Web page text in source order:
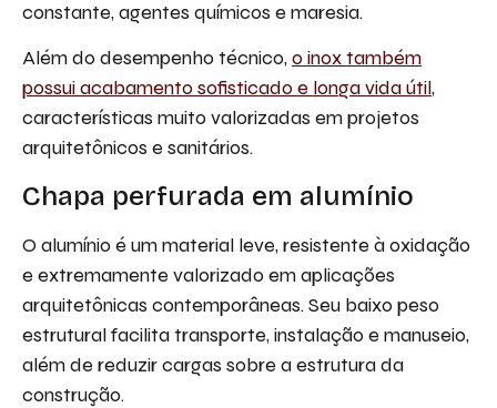
constante, agentes químicos e maresia.
Além do desempenho técnico,o inox também
possui acabamento sofisticado e longa vida útil,
características muito valorizadas em projetos
arquitetônicos e sanitários.
Chapa perfurada em alumínio
O alumínio é um material leve, resistente à oxidação
e extremamente valorizado em aplicações
arquitetônicas contemporâneas. Seu baixo peso
estrutural facilita transporte, instalação e manuseio,
além de reduzir cargas sobre a estrutura da
construção.